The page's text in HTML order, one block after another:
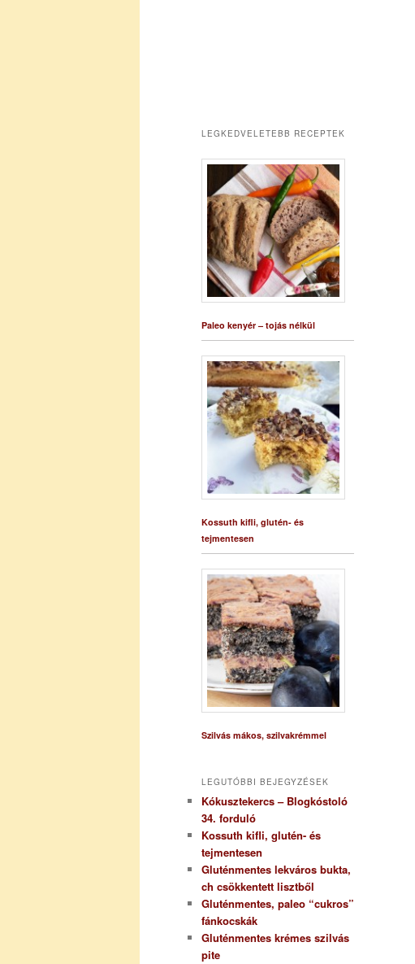
LEGKEDVELETEBB RECEPTEK
Paleo kenyér – tojás nélkül
Kossuth kifli, glutén- és
tejmentesen
Szilvás mákos, szilvakrémmel
LEGUTÓBBI BEJEGYZÉSEK
Kókusztekercs – Blogkóstoló
34. forduló
Kossuth kifli, glutén- és
tejmentesen
Gluténmentes lekváros bukta,
ch csökkentett lisztből
Gluténmentes, paleo “cukros”
fánkocskák
Gluténmentes krémes szilvás
pite